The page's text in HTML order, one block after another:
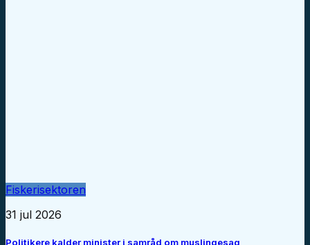
Fiskerisektoren
31 jul 2026
Politikere kalder minister i samråd om muslingesag